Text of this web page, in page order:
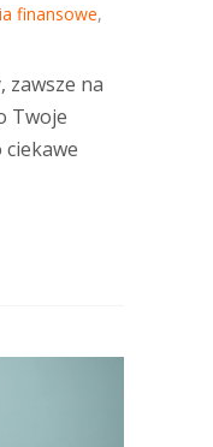
finansowe,
zawsze na
Twoje
ciekawe